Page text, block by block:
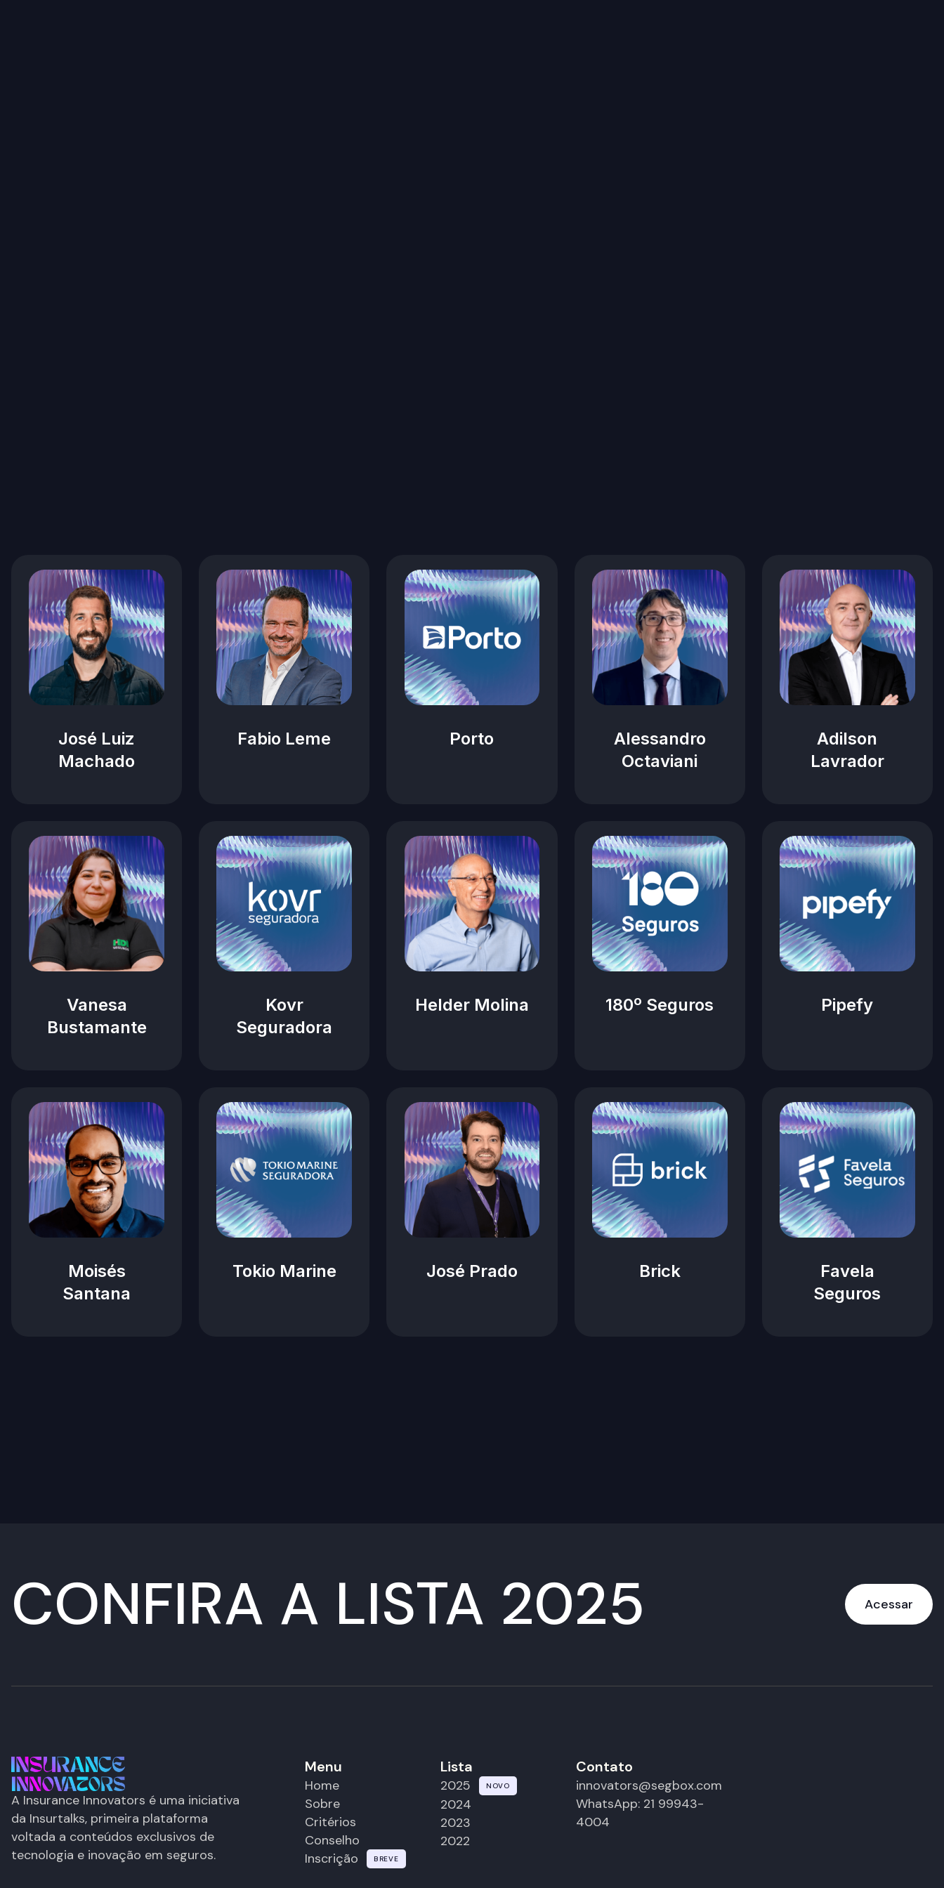
José Luiz
Machado
Fabio Leme Porto
Alessandro
Octaviani
Adilson
Lavrador
Vanesa
Bustamante
Kovr
Seguradora
Helder Molina 180º Seguros Pipefy
Moisés
Santana
Tokio Marine José Prado Brick
Favela
Seguros
CONFIRA A LISTA 2025 Acessar
A Insurance Innovators é uma iniciativa
da Insurtalks, primeira plataforma
voltada a conteúdos exclusivos de
tecnologia e inovação em seguros.
Menu
Home
Sobre
Critérios
Conselho
Inscrição
BREVE
Lista
2025 NOVO
2024
2023
2022
Contato
innovators@segbox.com
WhatsApp: 21 99943-
4004